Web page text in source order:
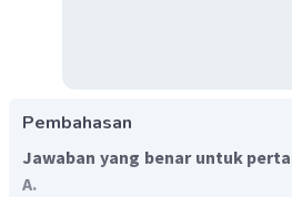
Pembahasan
Jawaban yang benar untuk
A.